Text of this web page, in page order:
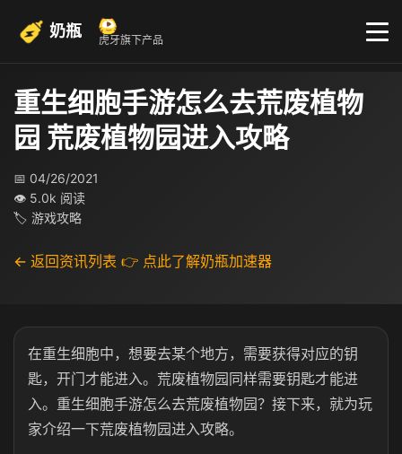
奶瓶 虎牙旗下产品
重生细胞手游怎么去荒废植物
园 荒废植物园进入攻略
📅 04/26/2021
👁 5.0k 阅读
🏷 游戏攻略
← 返回资讯列表 👉 点此了解奶瓶加速器
在重生细胞中，想要去某个地方，需要获得对应的钥
匙，开门才能进入。荒废植物园同样需要钥匙才能进
入。重生细胞手游怎么去荒废植物园？接下来，就为玩
家介绍一下荒废植物园进入攻略。